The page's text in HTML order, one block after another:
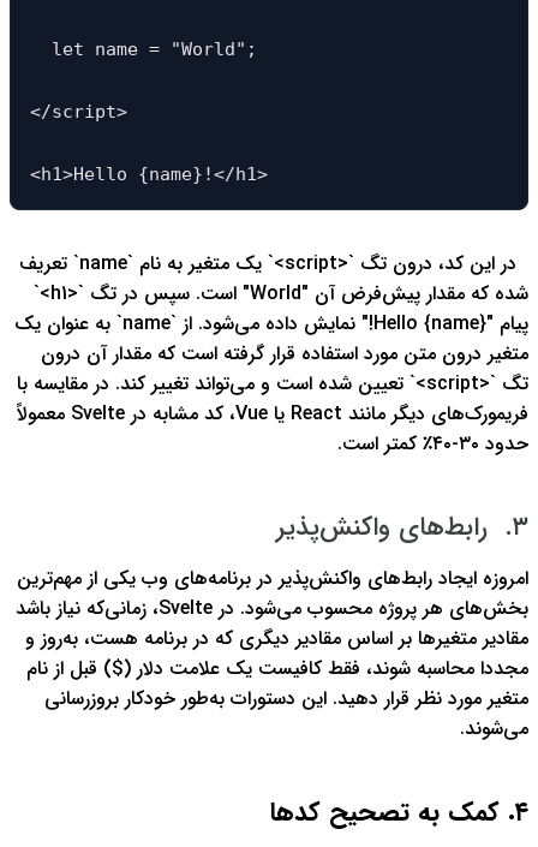
  let name = "World";
</script>
<h1>Hello {name}!</h1>
در این کد، درون تگ `<script>` یک متغیر به نام `name` تعریف
شده که مقدار پیش‌فرض آن "World" است. سپس در تگ `<h1>`
پیام "Hello {name}!" نمایش داده می‌شود. از `name` به عنوان یک
متغیر درون متن مورد استفاده قرار گرفته است که مقدار آن درون
تگ `<script>` تعیین شده است و می‌تواند تغییر کند.
در مقایسه با
فریمورک‌های دیگر مانند React یا Vue، کد مشابه در Svelte معمولاً
حدود ٣٠-٤٠٪ کمتر است.
۳. رابط‌های واکنش‌پذیر
امروزه ایجاد رابط‌های واکنش‌پذیر در برنامه‌های وب یکی از مهم‌ترین
بخش‌های هر پروژه محسوب می‌شود. در Svelte، زمانی‌که نیاز باشد
مقادیر متغیرها بر اساس مقادیر دیگری که در برنامه هست، به‌روز و
مجددا محاسبه شوند، فقط کافیست یک علامت دلار ($) قبل از نام
متغیر مورد نظر قرار دهید. این دستورات به‌طور خودکار بروزرسانی
می‌شوند.
٤. کمک به تصحیح کدها